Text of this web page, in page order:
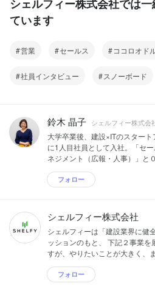
シェルフィー株式会社では
ています
営業 セールス ココロオド
社員インタビュー スノーボード
鈴木 晶子 シェルフィー株式会
大学卒業後、建設×ITのスタート
に1人目社員として入社。「セ
ネジメント（広報・人事）」と
フォロー
シェルフィー株式会社
シェルフィーは「建設業界に健
ッションのもと、 下記２事業
すが、やりたいことが大きく、
フォロー